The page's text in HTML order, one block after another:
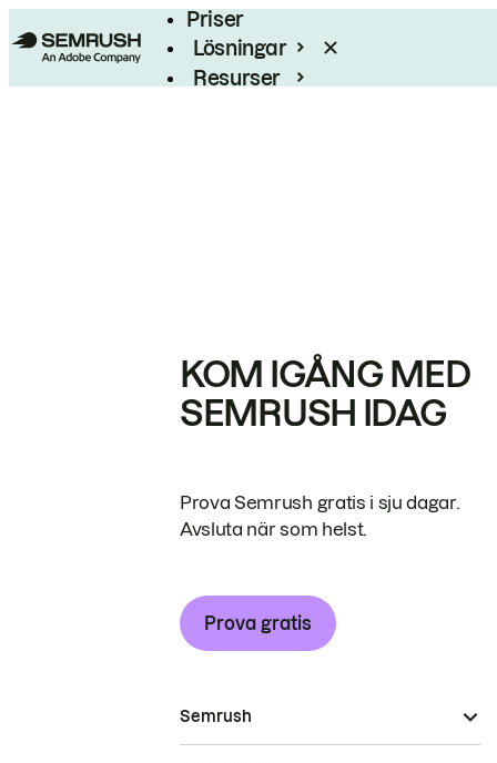
Priser
Lösningar
Resurser
KOM IGÅNG MED
SEMRUSH IDAG
Prova Semrush gratis i sju dagar.
Avsluta när som helst.
Prova gratis
Semrush